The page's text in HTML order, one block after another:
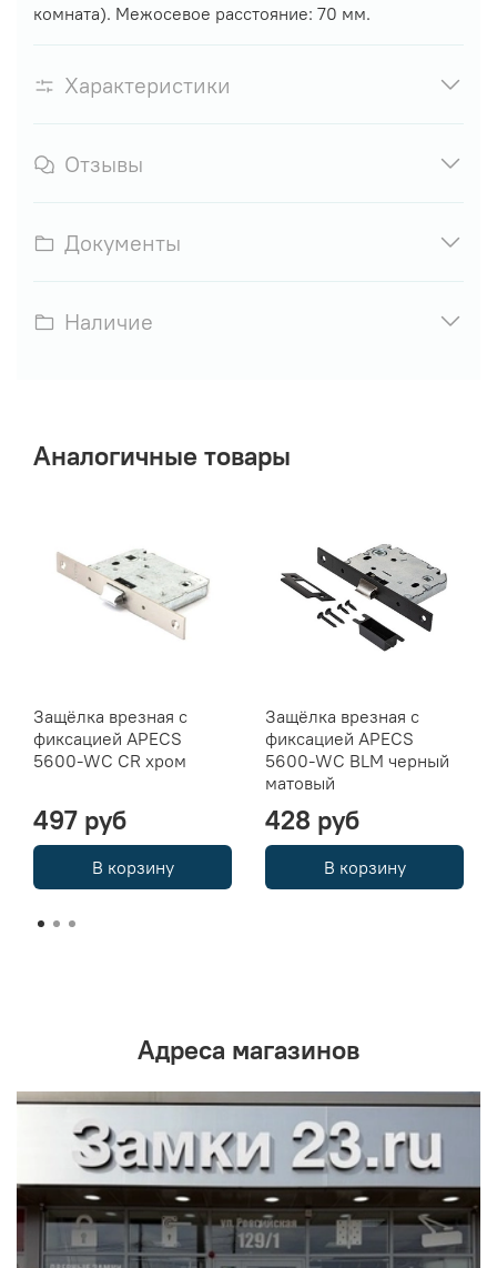
комната). Межосевое расстояние: 70 мм.
Характеристики
Отзывы
Документы
Наличие
Аналогичные товары
Защёлка врезная с
фиксацией APECS
5600-WC CR хром
497 руб
В корзину
Защёлка врезная с
фиксацией APECS
5600-WC BLM черный
матовый
428 руб
В корзину
Адреса магазинов